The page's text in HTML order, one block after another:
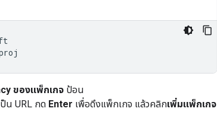
ของแพ็กเกจ ป้อน
ป็น URL กด Enter เพื่อดึงแพ็กเกจ แล้วคลิกเพิ่มแพ็กเกจ